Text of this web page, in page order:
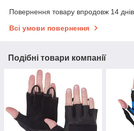
Повернення товару впродовж 14
Всі умови повернення
Подібні товари компанії